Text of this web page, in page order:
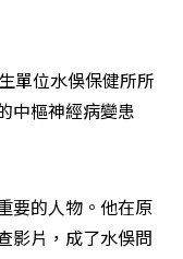
單位水俁保健所所
中樞神經病變患
要的人物。他在原
影片，成了水俁問